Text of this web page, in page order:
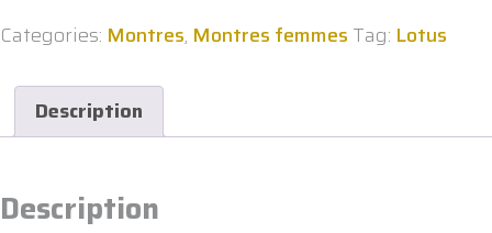
Categories: Montres, Montres femmes Tag: Lotus
Description
Description